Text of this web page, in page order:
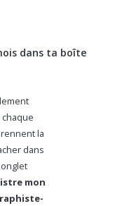
dans ta boîte
la
dans
mon